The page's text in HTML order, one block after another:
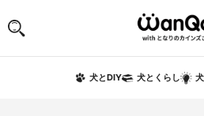
犬とDIY 犬とくらし